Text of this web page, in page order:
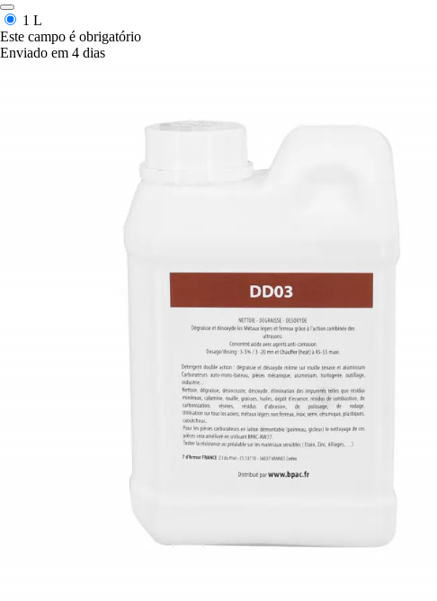
1 L
Este campo é obrigatório
Enviado em 4 dias